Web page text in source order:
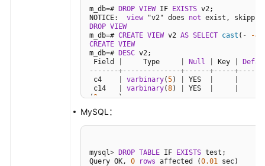
m_db=# DROP VIEW IF EXISTS v2;
NOTICE: view "v2" does not
DROP VIEW
m_db=# CREATE VIEW v2 AS SELECT cast ( -
-
CREATE VIEW
m_db=# DESC v2;
Field
     Type
Null Key
-------+--------------+------+-----
c4
varbinary(5) YES
c14
varbinary(8) YES
(2 rows)
MySQL：
mysql> DROP TABLE IF EXISTS test;
Query OK, 0 rows affected (0.01 sec)